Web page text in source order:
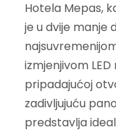
Hotela Mepas,
je u dvije manje
izmjenjivom
pripadajućoj
zadivljujuću
predstavlja